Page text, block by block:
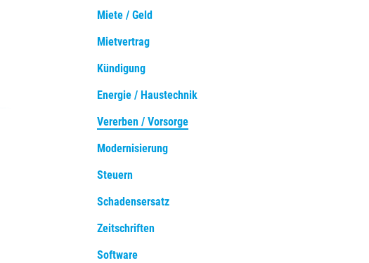
Miete / Geld
Mietvertrag
Kündigung
Energie / Haustechnik
Vererben / Vorsorge
Modernisierung
Steuern
Schadensersatz
Zeitschriften
Software